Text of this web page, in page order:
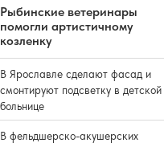
Рыбинские ветеринары
помогли артистичному
козленку
В Ярославле сделают фасад и
смонтируют подсветку в детской
больнице
В фельдшерско-акушерских